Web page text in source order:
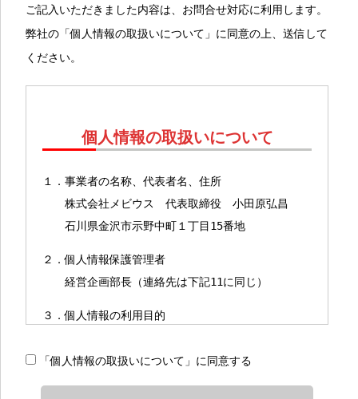
ご記入いただきました内容は、お問合せ対応に利用します。
弊社の「個人情報の取扱いについて」に同意の上、送信して
ください。
個人情報の取扱いについて
１．事業者の名称、代表者名、住所
株式会社メビウス 代表取締役 小田原弘昌
石川県金沢市示野中町１丁目15番地
２．個人情報保護管理者
経営企画部長（連絡先は下記11に同じ）
３．個人情報の利用目的
＊保有個人データとは、当社が開示、内容の
「個人情報の取扱いについて」に同意する